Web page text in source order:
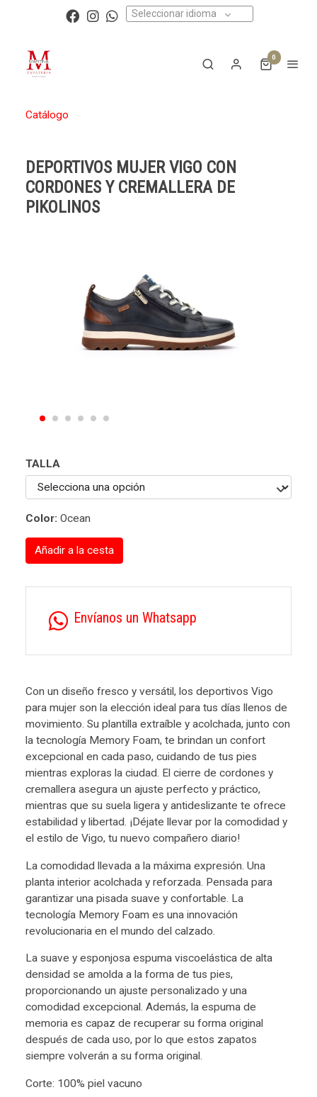
Seleccionar idioma
0
Catálogo
DEPORTIVOS MUJER VIGO CON
CORDONES Y CREMALLERA DE
PIKOLINOS
TALLA
Color: Ocean
Añadir a la cesta
Envíanos un Whatsapp
Con un diseño fresco y versátil, los deportivos Vigo
para mujer son la elección ideal para tus días llenos de
movimiento. Su plantilla extraíble y acolchada, junto con
la tecnología Memory Foam, te brindan un confort
excepcional en cada paso, cuidando de tus pies
mientras exploras la ciudad. El cierre de cordones y
cremallera asegura un ajuste perfecto y práctico,
mientras que su suela ligera y antideslizante te ofrece
estabilidad y libertad. ¡Déjate llevar por la comodidad y
el estilo de Vigo, tu nuevo compañero diario!
La comodidad llevada a la máxima expresión. Una
planta interior acolchada y reforzada. Pensada para
garantizar una pisada suave y confortable. La
tecnología Memory Foam es una innovación
revolucionaria en el mundo del calzado.
La suave y esponjosa espuma viscoelástica de alta
densidad se amolda a la forma de tus pies,
proporcionando un ajuste personalizado y una
comodidad excepcional. Además, la espuma de
memoria es capaz de recuperar su forma original
después de cada uso, por lo que estos zapatos
siempre volverán a su forma original.
Corte: 100% piel vacuno